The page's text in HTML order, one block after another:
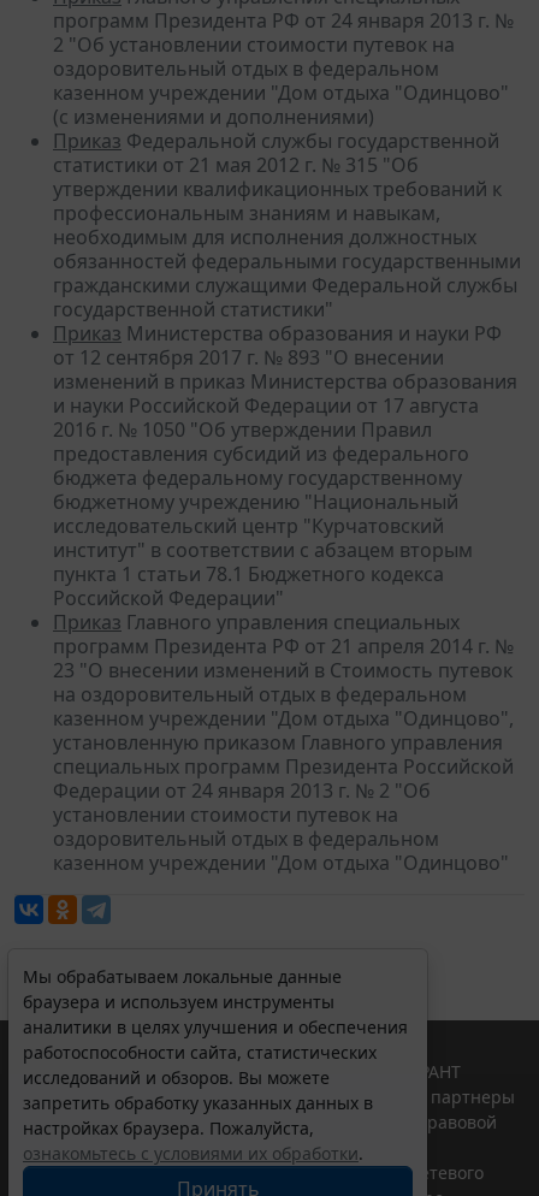
программ Президента РФ от 24 января 2013 г. №
2 "Об установлении стоимости путевок на
оздоровительный отдых в федеральном
казенном учреждении "Дом отдыха "Одинцово"
(с изменениями и дополнениями)
Приказ Федеральной службы государственной
статистики от 21 мая 2012 г. № 315 "Об
утверждении квалификационных требований к
профессиональным знаниям и навыкам,
необходимым для исполнения должностных
обязанностей федеральными государственными
гражданскими служащими Федеральной службы
государственной статистики"
Приказ Министерства образования и науки РФ
от 12 сентября 2017 г. № 893 "О внесении
изменений в приказ Министерства образования
и науки Российской Федерации от 17 августа
2016 г. № 1050 "Об утверждении Правил
предоставления субсидий из федерального
бюджета федеральному государственному
бюджетному учреждению "Национальный
исследовательский центр "Курчатовский
институт" в соответствии с абзацем вторым
пункта 1 статьи 78.1 Бюджетного кодекса
Российской Федерации"
Приказ Главного управления специальных
программ Президента РФ от 21 апреля 2014 г. №
23 "О внесении изменений в Стоимость путевок
на оздоровительный отдых в федеральном
казенном учреждении "Дом отдыха "Одинцово",
установленную приказом Главного управления
специальных программ Президента Российской
Федерации от 24 января 2013 г. № 2 "Об
установлении стоимости путевок на
оздоровительный отдых в федеральном
казенном учреждении "Дом отдыха "Одинцово"
Мы обрабатываем локальные данные
браузера и используем инструменты
аналитики в целях улучшения и обеспечения
работоспособности сайта, статистических
исследований и обзоров. Вы можете
запретить обработку указанных данных в
настройках браузера. Пожалуйста,
ознакомьтесь с условиями их обработки.
Принять
© ООО "НПП "ГАРАНТ-СЕРВИС", 2026. Система ГАРАНТ
выпускается с 1990 года. Компания "Гарант" и ее партнеры
являются участниками Российской ассоциации правовой
информации ГАРАНТ.
Портал ГАРАНТ.РУ зарегистрирован в качестве сетевого